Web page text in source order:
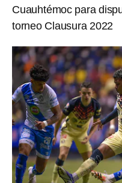
Cuauhtémoc para
torneo Clausura 2022